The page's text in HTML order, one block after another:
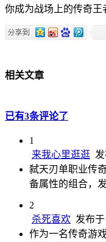
你成为战场上的传奇王
相关文章
已有3条评论了
1
来我心里逛逛
弑天刃单职业传
备属性的组合，
2
杀死喜欢 发布于
作为一名传奇游